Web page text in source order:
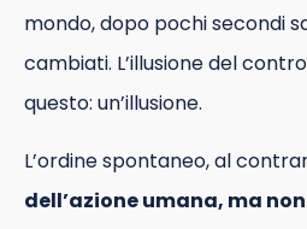
mondo, dopo pochi secondi
cambiati. L’illusione del
questo: un’illusione.
L’ordine spontaneo, al
dell’azione umana, ma